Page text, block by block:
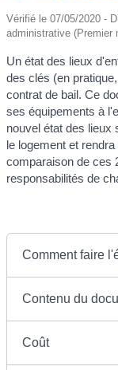
Vérifié le 07/05/2020 -
administrative (Premier
Un état des lieux
des clés (en
contrat de bail. Ce
ses équipements à
nouvel état des lieux
le logement et
comparaison de ces
responsabilités de
Comment faire
Contenu du
Coût